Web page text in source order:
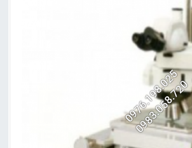
0976.198.025
0983.058.720